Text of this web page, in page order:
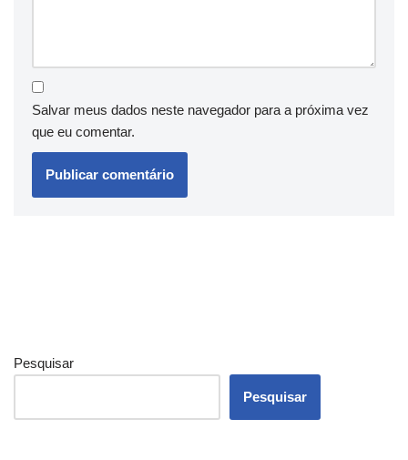
Salvar meus dados neste navegador para a próxima vez
que eu comentar.
Pesquisar
Pesquisar